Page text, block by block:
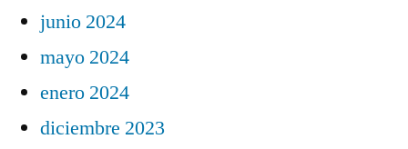
junio 2024
mayo 2024
enero 2024
diciembre 2023